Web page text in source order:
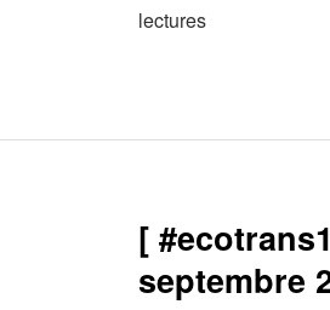
lectures
[
septembre